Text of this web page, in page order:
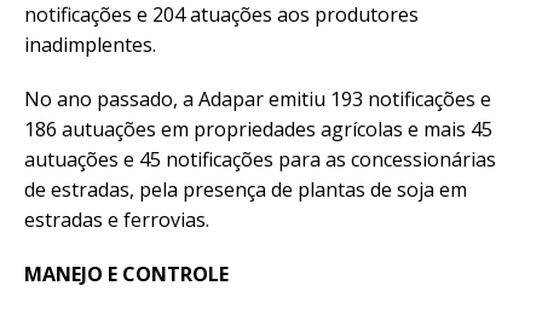
notificações e 204 atuações aos produtores
inadimplentes.
No ano passado, a Adapar emitiu 193 notificações e
186 autuações em propriedades agrícolas e mais 45
autuações e 45 notificações para as concessionárias
de estradas, pela presença de plantas de soja em
estradas e ferrovias.
MANEJO E CONTROLE